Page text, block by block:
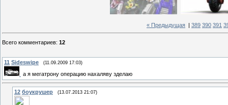
« Предыдущая 389 390 391
Всего комментариев: 12
11 Sideswipe (11.09.2009 17:03)
а я мегатрону операцию нахаляву зделаю
12 боукрушер (13.07.2013 21:07)